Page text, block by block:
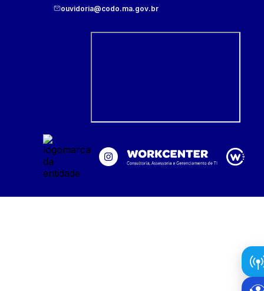
ouvidoria@codo.ma.gov.br